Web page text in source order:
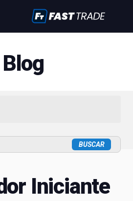
Blog
Iniciante